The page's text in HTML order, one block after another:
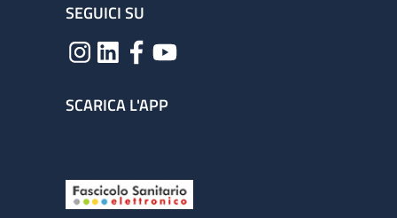
SEGUICI SU
SCARICA L'APP